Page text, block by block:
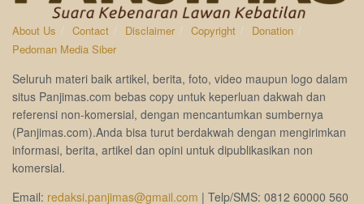
About Us Contact Disclaimer Copyright
Donation
Pedoman Media Siber
Seluruh materi baik artikel, berita, foto, video maupun logo dalam
situs Panjimas.com bebas copy untuk keperluan dakwah dan
referensi non-komersial, dengan mencantumkan sumbernya
(Panjimas.com).Anda bisa turut berdakwah dengan mengirimkan
informasi, berita, artikel dan opini untuk dipublikasikan non
komersial.
Email: redaksi.panjimas@gmail.com | Telp/SMS: 0812 60000 560